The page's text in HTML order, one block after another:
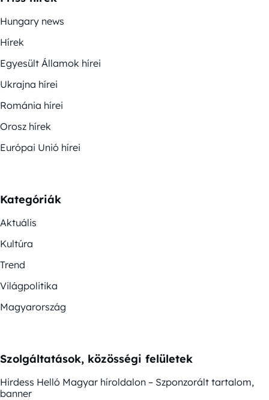
Hungary news
Hírek
Egyesült Államok hírei
Ukrajna hírei
Románia hírei
Orosz hírek
Európai Unió hírei
Kategóriák
Aktuális
Kultúra
Trend
Világpolitika
Magyarország
Szolgáltatások, közösségi felületek
Hirdess Helló Magyar híroldalon – Szponzorált tartalom,
banner